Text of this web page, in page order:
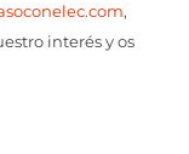
,
interés y os